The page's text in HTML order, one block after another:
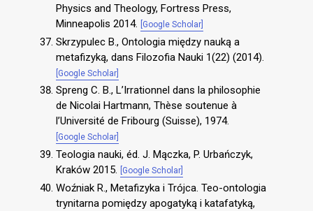
Physics and Theology, Fortress Press,
Minneapolis 2014.
[Google Scholar]
Skrzypulec B., Ontologia między nauką a
metafizyką, dans Filozofia Nauki 1(22) (2014).
[Google Scholar]
Spreng C. B., L’Irrationnel dans la philosophie
de Nicolai Hartmann, Thèse soutenue à
l’Université de Fribourg (Suisse), 1974.
[Google Scholar]
Teologia nauki, éd. J. Mączka, P. Urbańczyk,
Kraków 2015.
[Google Scholar]
Woźniak R., Metafizyka i Trójca. Teo-ontologia
trynitarna pomiędzy apogatyką i katafatyką,